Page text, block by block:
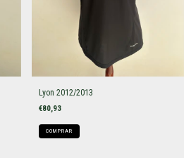
Lyon 2012/2013
€80,93
COMPRAR